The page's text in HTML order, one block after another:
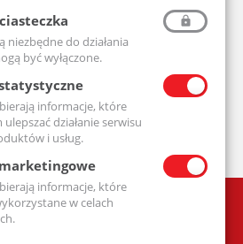
Ceny produktów
widoczne dopiero po
posiadasz konta,
zarejestruj się.
Tuleja
TUP1/
niezbędne do działania
być wyłączone.
informacje, które
działanie serwisu
i usług.
informacje, które
w celach